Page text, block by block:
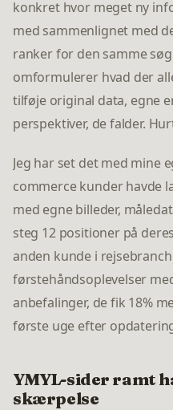
konkret hvor meget ny
med sammenlignet med
ranker for den samme
omformulerer hvad der
tilføje original data, egne
perspektiver, de falder.
Jeg har set det med mine
commerce kunder havde
med egne billeder,
steg 12 positioner på
anden kunde i
førstehåndsoplevelser
anbefalinger, de fik 18%
første uge efter
YMYL-sider ramt
skærpelse